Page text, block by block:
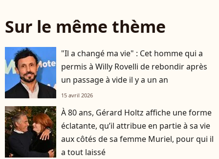
Sur le même thème
"Il a changé ma vie" : Cet homme qui a
permis à Willy Rovelli de rebondir après
un passage à vide il y a un an
15 avril 2026
À 80 ans, Gérard Holtz affiche une forme
éclatante, qu’il attribue en partie à sa vie
aux côtés de sa femme Muriel, pour qui il
a tout laissé